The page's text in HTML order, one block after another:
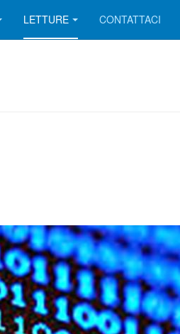
LETTURE CONTATTACI